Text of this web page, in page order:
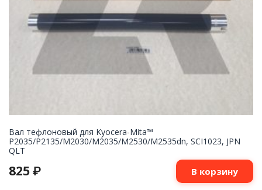
Вал тефлоновый для Kyocera-Mita™
P2035/P2135/M2030/M2035/M2530/M2535dn, SCI1023, JPN
QLT
825 ₽ В корзину